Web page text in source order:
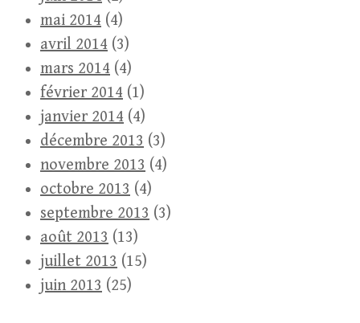
mai 2014 (4)
avril 2014 (3)
mars 2014 (4)
février 2014 (1)
janvier 2014 (4)
décembre 2013 (3)
novembre 2013 (4)
octobre 2013 (4)
septembre 2013 (3)
août 2013 (13)
juillet 2013 (15)
juin 2013 (25)